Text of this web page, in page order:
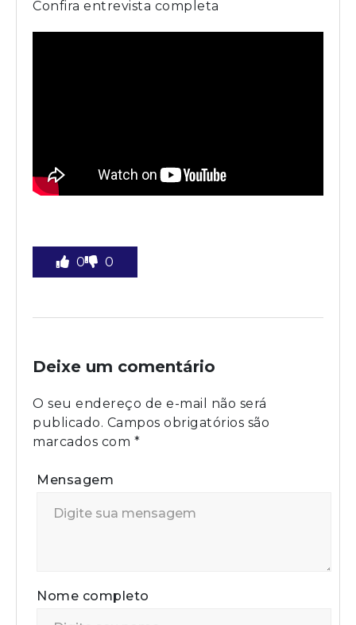
Confira entrevista completa
0 0
Deixe um comentário
O seu endereço de e-mail não será
publicado. Campos obrigatórios são
marcados com *
Mensagem
Nome completo